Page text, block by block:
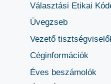
Választási Etikai
Üvegzseb
Vezető
Céginformációk
Éves beszámolók